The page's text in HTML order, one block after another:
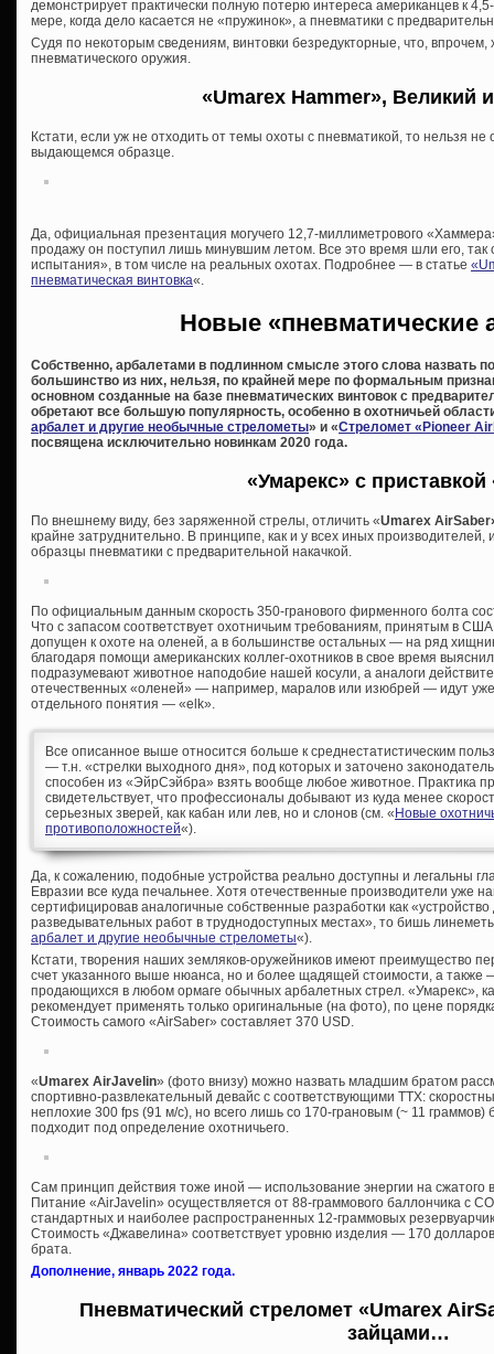
демонстрирует практически полную потерю интереса американцев к
мере, когда дело касается не «пружинок», а пневматики с
Судя по некоторым сведениям, винтовки безредукторные, что, впрочем,
пневматического оружия.
«Umarex Hammer», Великий
Кстати, если уж не отходить от темы охоты с пневматикой, то нельзя
выдающемся образце.
Да, официальная презентация могучего 12,7-миллиметрового
продажу он поступил лишь минувшим летом. Все это время шли его, так
испытания», в том числе на реальных охотах. Подробнее — в статье
пневматическая винтовка«.
Новые «пневматические
Собственно, арбалетами в подлинном смысле этого слова назвать
большинство из них, нельзя, по крайней мере по формальным
основном созданные на базе пневматических винтовок с
обретают все большую популярность, особенно в охотничьей
арбалет и другие необычные стрелометы» и «Стреломет «Pioneer
посвящена исключительно новинкам 2020 года.
«Умарекс» с приставкой
По внешнему виду, без заряженной стрелы, отличить «Umarex
крайне затруднительно. В принципе, как и у всех иных производителей,
образцы пневматики с предварительной накачкой.
По официальным данным скорость 350-гранового фирменного болта
Что с запасом соответствует охотничьим требованиям, принятым в
допущен к охоте на оленей, а в большинстве остальных — на ряд
благодаря помощи американских коллег-охотников в свое время
подразумевают животное наподобие нашей косули, а аналоги
отечественных «оленей» — например, маралов или изюбрей — идут уже
отдельного понятия — «elk».
Все описанное выше относится больше к среднестатистическим
— т.н. «стрелки выходного дня», под которых и заточено
способен из «ЭйрСэйбра» взять вообще любое животное. Практика
свидетельствует, что профессионалы добывают из куда менее
серьезных зверей, как кабан или лев, но и слонов (см. «Новые
противоположностей«).
Да, к сожалению, подобные устройства реально доступны и легальны
Евразии все куда печальнее. Хотя отечественные производители уже
сертифицировав аналогичные собственные разработки как
разведывательных работ в труднодоступных местах», то бишь
арбалет и другие необычные стрелометы«).
Кстати, творения наших земляков-оружейников имеют преимущество
счет указанного выше нюанса, но и более щадящей стоимости, а также
продающихся в любом ормаге обычных арбалетных стрел. «Умарекс»,
рекомендует применять только оригинальные (на фото), по цене
Стоимость самого «AirSaber» составляет 370 USD.
«Umarex AirJavelin» (фото внизу) можно назвать младшим братом
спортивно-развлекательный девайс с соответствующими ТТХ:
неплохие 300 fps (91 м/с), но всего лишь со 170-грановым (~ 11 граммов)
подходит под определение охотничьего.
Сам принцип действия тоже иной — использование энергии на сжатого
Питание «AirJavelin» осуществляется от 88-граммового баллончика с
стандартных и наиболее распространенных 12-граммовых
Стоимость «Джавелина» соответствует уровню изделия — 170
брата.
Дополнение, январь 2022 года.
Пневматический стреломет «Umarex
зайцами…